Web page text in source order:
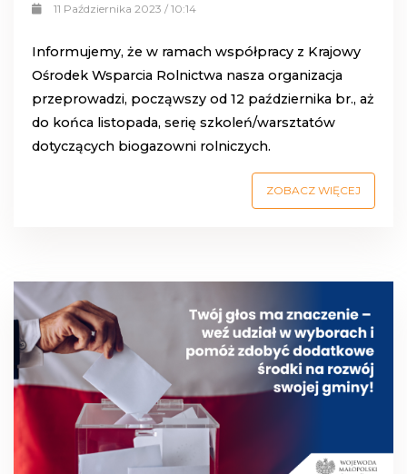
11 Października 2023 / 10:14
Informujemy, że w ramach współpracy z Krajowy
Ośrodek Wsparcia Rolnictwa nasza organizacja
przeprowadzi, począwszy od 12 października br., aż
do końca listopada, serię szkoleń/warsztatów
dotyczących biogazowni rolniczych.
ZOBACZ WIĘCEJ